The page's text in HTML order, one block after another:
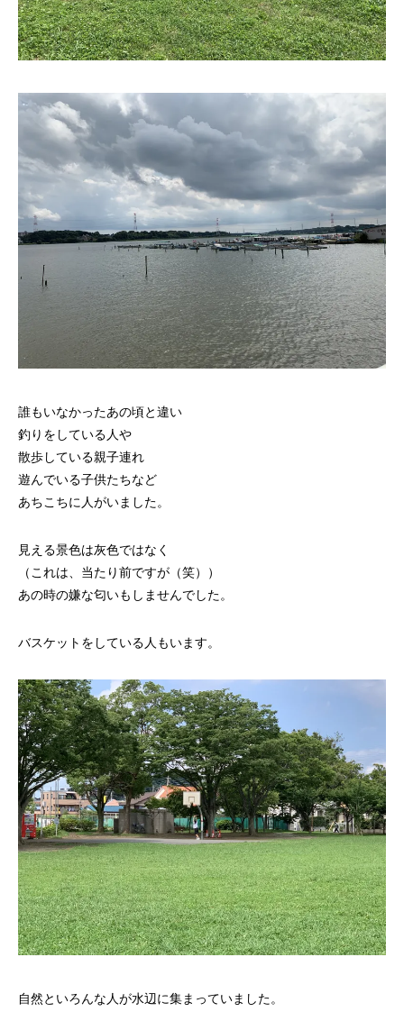
誰もいなかったあの頃と違い
釣りをしている人や
散歩している親子連れ
遊んでいる子供たちなど
あちこちに人がいました。
見える景色は灰色ではなく
（これは、当たり前ですが（笑））
あの時の嫌な匂いもしませんでした。
バスケットをしている人もいます。
自然といろんな人が水辺に集まっていました。